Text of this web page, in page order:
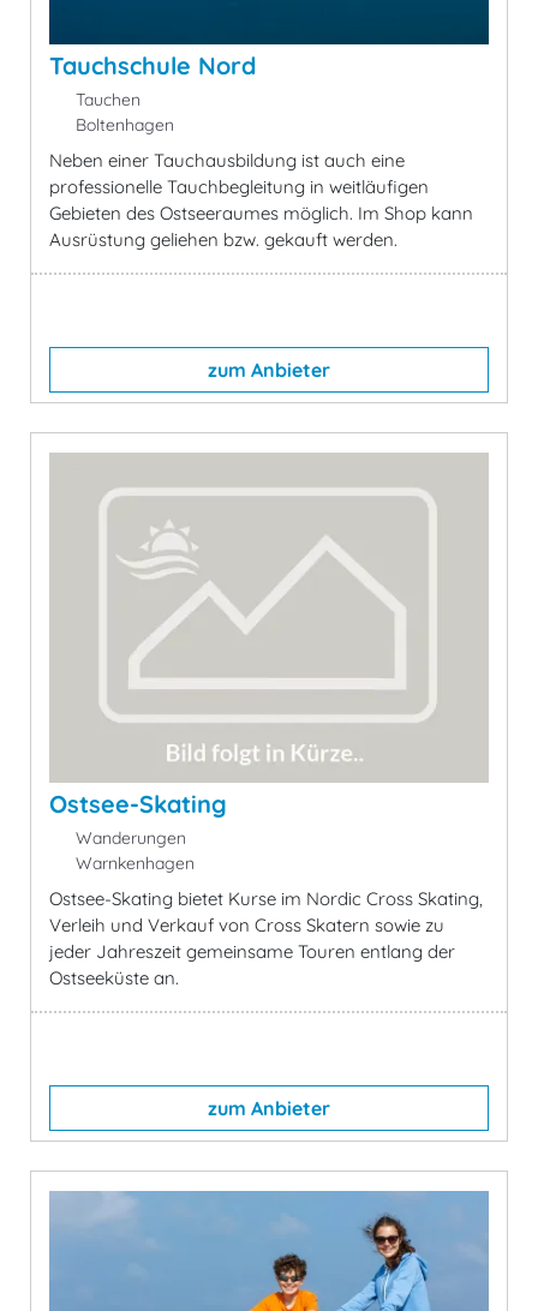
Tauchschule Nord
Tauchen
Boltenhagen
Neben einer Tauchausbildung ist auch eine
professionelle Tauchbegleitung in weitläufigen
Gebieten des Ostseeraumes möglich. Im Shop kann
Ausrüstung geliehen bzw. gekauft werden.
zum Anbieter
Ostsee-Skating
Wanderungen
Warnkenhagen
Ostsee-Skating bietet Kurse im Nordic Cross Skating,
Verleih und Verkauf von Cross Skatern sowie zu
jeder Jahreszeit gemeinsame Touren entlang der
Ostseeküste an.
zum Anbieter